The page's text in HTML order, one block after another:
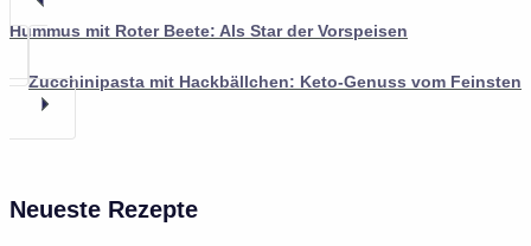
Hummus mit Roter Beete: Als Star der Vorspeisen
Zucchinipasta mit Hackbällchen: Keto-Genuss vom Feinsten
Neueste Rezepte